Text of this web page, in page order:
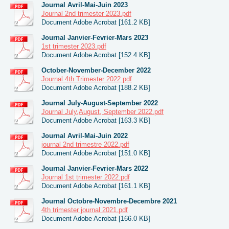
Journal Avril-Mai-Juin 2023
Journal 2nd trimester 2023.pdf
Document Adobe Acrobat [161.2 KB]
Journal Janvier-Fevrier-Mars 2023
1st trimester 2023.pdf
Document Adobe Acrobat [152.4 KB]
October-November-December 2022
Journal 4th Trimester 2022.pdf
Document Adobe Acrobat [188.2 KB]
Journal July-August-September 2022
Journal July,August, September 2022.pdf
Document Adobe Acrobat [163.3 KB]
Journal Avril-Mai-Juin 2022
journal 2nd trimestre 2022.pdf
Document Adobe Acrobat [151.0 KB]
Journal Janvier-Fevrier-Mars 2022
Journal 1st trimester 2022.pdf
Document Adobe Acrobat [161.1 KB]
Journal Octobre-Novembre-Decembre 2021
4th trimester journal 2021.pdf
Document Adobe Acrobat [166.0 KB]